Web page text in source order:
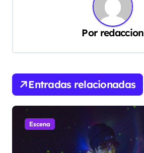
ó
e
Por redaccion
Entradas relacionadas
Escena